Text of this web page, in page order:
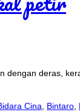
deras,
Cina, Bintaro,